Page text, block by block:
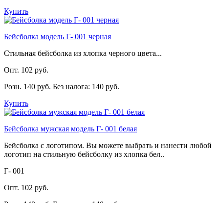
Купить
Бейсболка модель Г- 001 черная
Стильная бейсболка из хлопка черного цвета...
Опт. 102 руб.
Розн. 140 руб. Без налога: 140 руб.
Купить
Бейсболка мужская модель Г- 001 белая
Бейсболка с логотипом. Вы можете выбрать и нанести любой
логотип на стильную бейсболку из хлопка бел..
Г- 001
Опт. 102 руб.